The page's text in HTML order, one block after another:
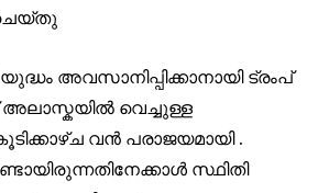
അവസാനിപ്പിക്കാനായി ട്രംപ്
വെച്ചുള്ള
വൻ പരാജയമായി .
സ്ഥിതി